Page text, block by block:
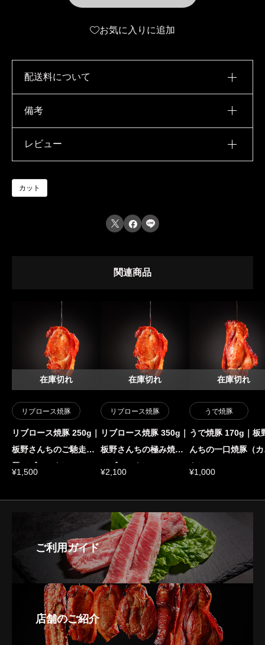
お気に入りに追加
配送料について
◼️60サイズ｜2kgまで◼️
【Aエリア】 本州・四国・九州
一律 2,200円（税込）
一律 1,800円（税込）
◼️80サイズ｜5kgまで◼️
【Aエリア】 本州・四国・九州
一律 1,500円（税込）
【Bエリア】 北海道
一律 2,500円（税込）
【Cエリア】 沖縄
一律 2,400円（税込）
◼️100サイズ｜10kgまで◼️
【Aエリア】 本州・四国・九州
【Bエリア】 北海道
一律 3,000円（税込）
【Cエリア】 沖縄
一律 3,000円（税込）
※10kgを超えるご注文は個別対応となります。お
問い合わせください。
備考
重さ
レビュー
レビュー投稿には、会員登録が必要です。
カット
  
関連商品
リブロース焼豚
リブロース焼豚 250g｜
板野さんちのご馳走焼
豚（ブロック）
¥1,500
在庫切れ
リブロース焼豚
リブロース焼豚 350g｜
板野さんちの極み焼豚
（ブロック）
¥2,100
在庫切れ
うで焼豚
うで焼豚 170g｜板
んちの一口焼豚（
ト）
¥1,000
在庫切れ
ご利用ガイド
店舗のご紹介